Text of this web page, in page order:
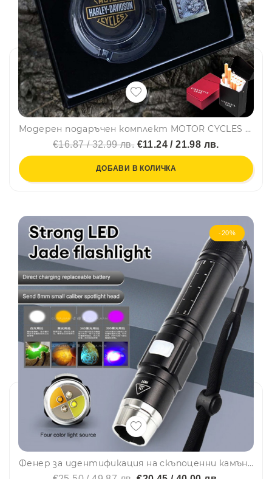
Модерен подаръчен комплект MOTOR CYCLES "Hаrlеy-Dаvidson" за любителите на тютюна - пепелник и запалка YJ6577
€16.87 / 32.99 лв.€11.24 / 21.98 лв.
ДОБАВИ В КОЛИЧКА
-20%
Фенер за идентификация на скъпоценни камъни Eaglestar 4 LEDs